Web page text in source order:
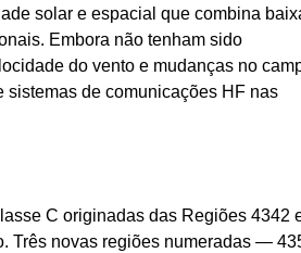
solar e espacial que combina
Embora não tenham sido
do vento e mudanças no
de comunicações HF nas
C originadas das Regiões 4342
Três novas regiões numeradas —